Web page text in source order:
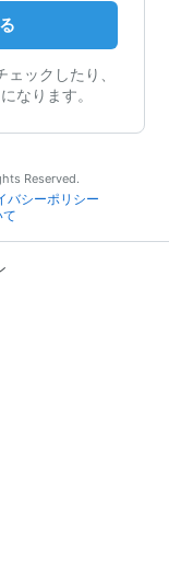
ックしたり、
なります。
Reserved.
バシーポリシー